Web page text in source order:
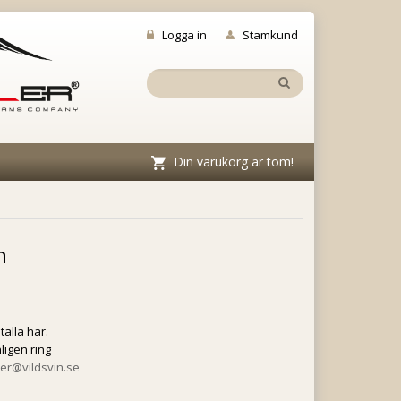
Logga in Stamkund
Din varukorg är tom!
här.
ring